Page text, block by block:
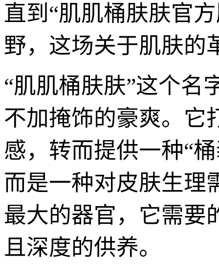
直到“肌肌桶肤肤官
野，这场关于肌肤的
“肌肌桶肤肤”这个名
不加掩饰的豪爽。它
感，转而提供一种“
而是一种对皮肤生理
最大的器官，它需要
且深度的供养。